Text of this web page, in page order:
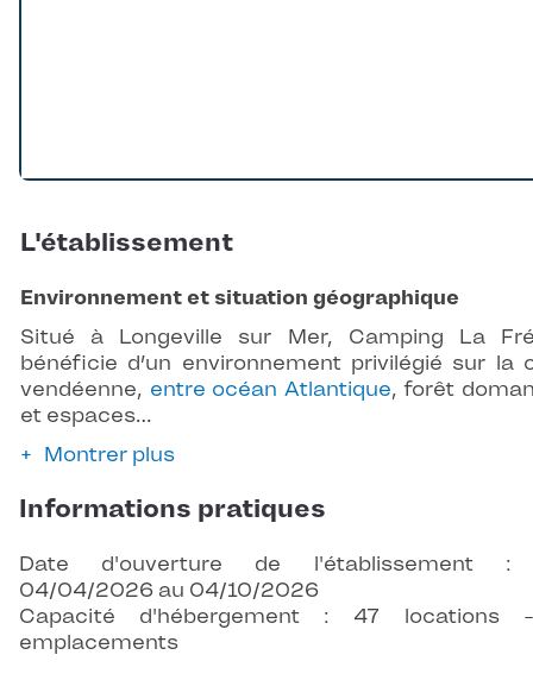
L'établissement
Environnement et situation géographique
Situé à Longeville sur Mer, Camping La
bénéficie d’un environnement privilégié sur la
vendéenne, entre océan Atlantique, forêt
et espaces…
Montrer plus
Informations pratiques
Date d'ouverture de l'établissement :
04/04/2026 au 04/10/2026
Capacité d'hébergement : 47
emplacements